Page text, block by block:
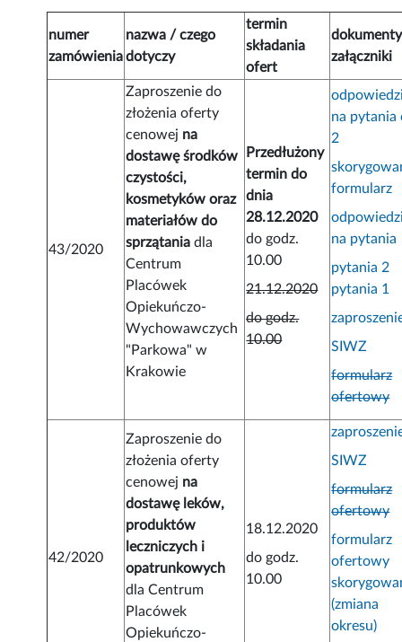
numer
zamówienia
nazwa / czego
dotyczy
termin
składania
ofert
załączniki
43/2020
Zaproszenie do
złożenia oferty
cenowej na
dostawę środków
czystości,
kosmetyków oraz
materiałów do
sprzątania dla
Centrum
Placówek
Opiekuńczo-
Wychowawczych
"Parkowa" w
Krakowie
Przedłużony
termin do
dnia
28.12.2020
do godz.
10.00
21.12.2020
do godz.
10.00
na pytania
2
formularz
na pytania
pytania 2
pytania 1
SIWZ
formularz
ofertowy
42/2020
Zaproszenie do
złożenia oferty
cenowej na
dostawę leków,
produktów
leczniczych i
opatrunkowych
dla Centrum
Placówek
Opiekuńczo-
18.12.2020
do godz.
10.00
SIWZ
formularz
ofertowy
formularz
ofertowy
(zmiana
okresu)